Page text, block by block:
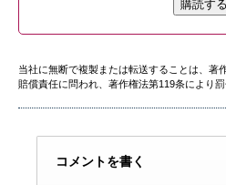
購読する
当社に無断で複製または転送することは、著
賠償責任に問われ、著作権法第119条により
コメントを書く